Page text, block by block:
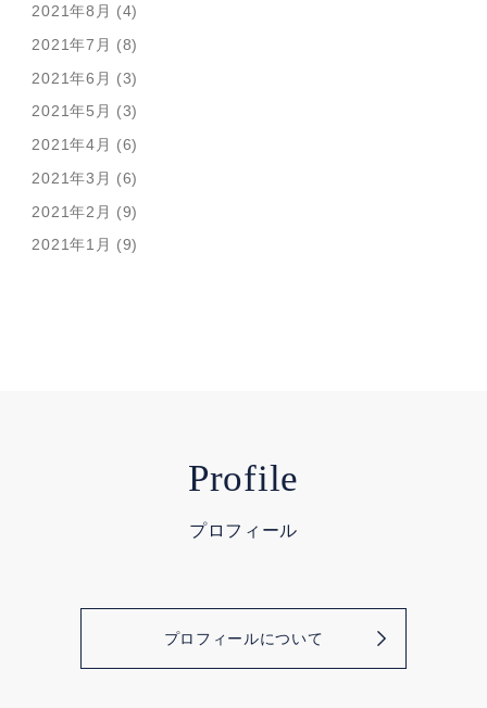
2021年8月 (4)
2021年7月 (8)
2021年6月 (3)
2021年5月 (3)
2021年4月 (6)
2021年3月 (6)
2021年2月 (9)
2021年1月 (9)
Profile
プロフィール
プロフィールについて